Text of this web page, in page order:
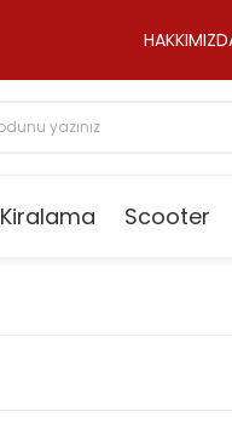
Kiralama Scooter